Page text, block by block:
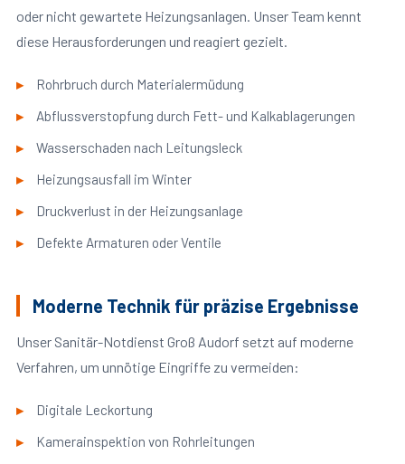
oder nicht gewartete Heizungsanlagen. Unser Team kennt
diese Herausforderungen und reagiert gezielt.
Rohrbruch durch Materialermüdung
Abflussverstopfung durch Fett- und Kalkablagerungen
Wasserschaden nach Leitungsleck
Heizungsausfall im Winter
Druckverlust in der Heizungsanlage
Defekte Armaturen oder Ventile
Moderne Technik für präzise Ergebnisse
Unser Sanitär-Notdienst Groß Audorf setzt auf moderne
Verfahren, um unnötige Eingriffe zu vermeiden:
Digitale Leckortung
Kamerainspektion von Rohrleitungen